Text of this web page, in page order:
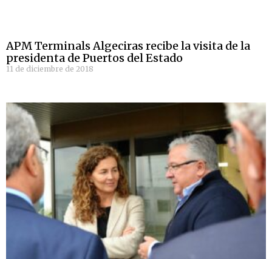
APM Terminals Algeciras recibe la visita de la
presidenta de Puertos del Estado
11 de diciembre de 2018